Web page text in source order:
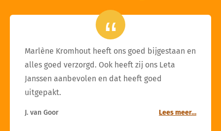
Marlène Kromhout heeft ons goed bijgestaan en
alles goed verzorgd. Ook heeft zij ons Leta
Janssen aanbevolen en dat heeft goed
uitgepakt.
J. van Goor Lees meer…